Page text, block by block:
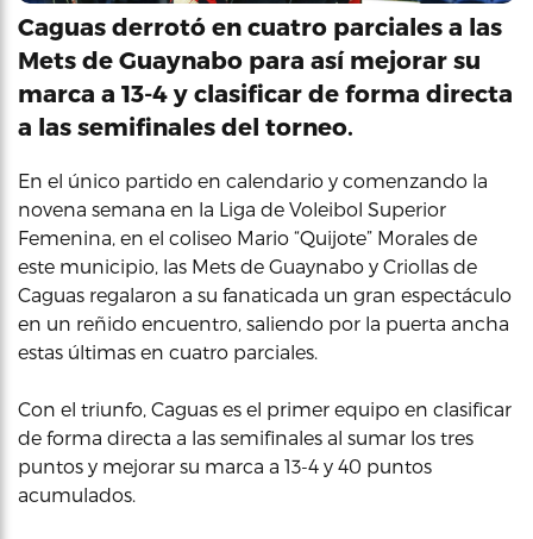
Caguas derrotó en cuatro parciales a las
Mets de Guaynabo para así mejorar su
marca a 13-4 y clasificar de forma directa
a las semifinales del torneo.
En el único partido en calendario y comenzando la
novena semana en la Liga de Voleibol Superior
Femenina, en el coliseo Mario “Quijote” Morales de
este municipio, las Mets de Guaynabo y Criollas de
Caguas regalaron a su fanaticada un gran espectáculo
en un reñido encuentro, saliendo por la puerta ancha
estas últimas en cuatro parciales.
Con el triunfo, Caguas es el primer equipo en clasificar
de forma directa a las semifinales al sumar los tres
puntos y mejorar su marca a 13-4 y 40 puntos
acumulados.